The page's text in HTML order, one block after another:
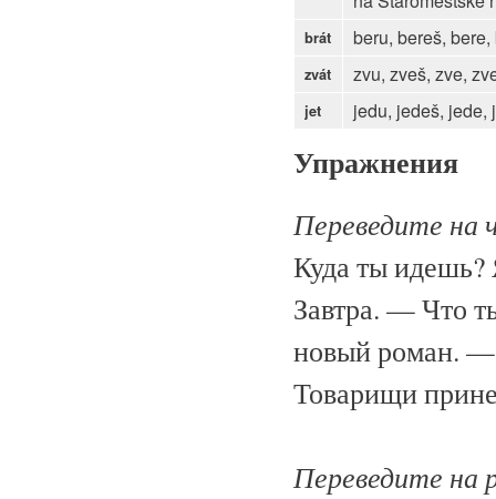
brát beru, bereš,
zvát zvu, zveš, zve,
jet jedu, jedeš, jede,
Упражнения
Переведите на
Куда ты идешь?
Завтра. — Что
новый роман.
Товарищи
Переведите на